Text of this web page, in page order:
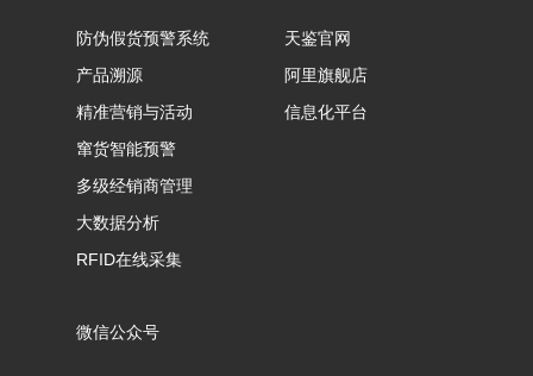
防伪假货预警系统
产品溯源
精准营销与活动
窜货智能预警
多级经销商管理
大数据分析
RFID在线采集
天鉴官网
阿里旗舰店
信息化平台
微信公众号